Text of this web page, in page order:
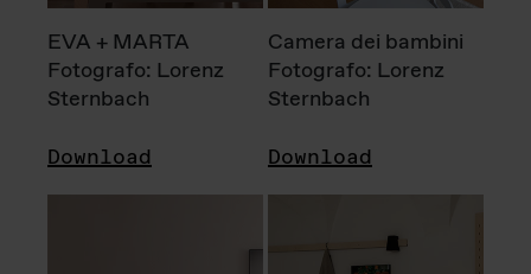
EVA + MARTA
Fotografo: Lorenz
Sternbach
Download
Camera dei bambini
Fotografo: Lorenz
Sternbach
Download